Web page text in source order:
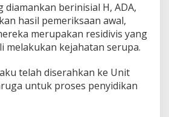
diamankan berinisial H, ADA,
hasil pemeriksaan awal,
merupakan residivis yang
melakukan kejahatan serupa.
telah diserahkan ke Unit
untuk proses penyidikan